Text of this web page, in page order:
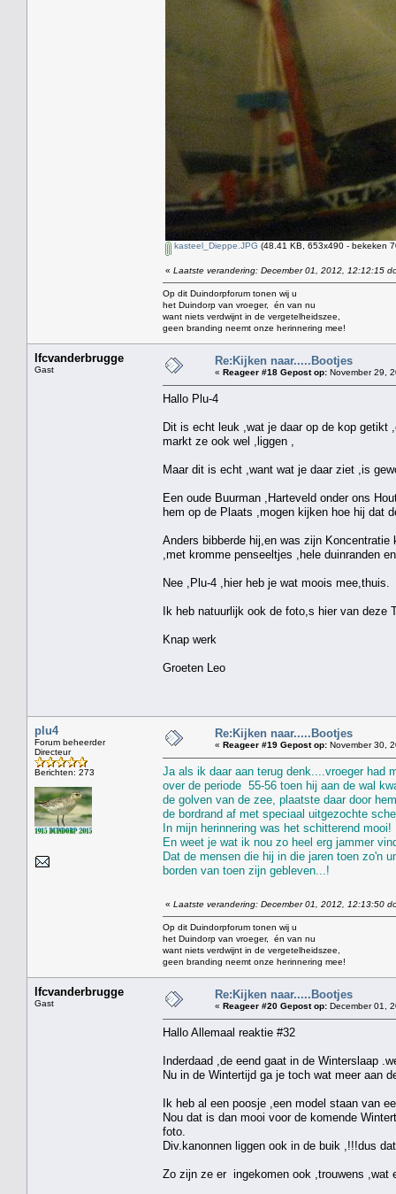
kasteel_Dieppe.JPG (48.41 KB, 653x490 - bekeken
« Laatste verandering: December 01, 2012, 12:12:15
Op dit Duindorpforum tonen wij u
het Duindorp van vroeger, én van nu
want niets verdwijnt in de vergetelheidszee,
geen branding neemt onze herinnering mee!
lfcvanderbrugge
Gast
Re:Kijken naar.....Bootjes
« Reageer #18 Gepost op: November 29,
Hallo Plu-4
Dit is echt leuk ,wat je daar op de kop getikt
markt ze ook wel ,liggen ,
Maar dit is echt ,want wat je daar ziet ,is
Een oude Buurman ,Harteveld onder ons
hem op de Plaats ,mogen kijken hoe hij dat
Anders bibberde hij,en was zijn
,met kromme penseeltjes ,hele duinranden
Nee ,Plu-4 ,hier heb je wat moois mee,thuis.
Ik heb natuurlijk ook de foto,s hier van deze
Knap werk
Groeten Leo
plu4
Forum beheerder
Directeur
Berichten: 273
Re:Kijken naar.....Bootjes
« Reageer #19 Gepost op: November 30,
Ja als ik daar aan terug denk....vroeger had
over de periode 55-56 toen hij aan de wal
de golven van de zee, plaatste daar door
de bordrand af met speciaal uitgezochte
In mijn herinnering was het schitterend mooi!
En weet je wat ik nou zo heel erg jammer
Dat de mensen die hij in die jaren toen zo'n
borden van toen zijn gebleven...!
« Laatste verandering: December 01, 2012, 12:13:50
Op dit Duindorpforum tonen wij u
het Duindorp van vroeger, én van nu
want niets verdwijnt in de vergetelheidszee,
geen branding neemt onze herinnering mee!
lfcvanderbrugge
Gast
Re:Kijken naar.....Bootjes
« Reageer #20 Gepost op: December 01,
Hallo Allemaal reaktie #32
Inderdaad ,de eend gaat in de Winterslaap
Nu in de Wintertijd ga je toch wat meer aan
Ik heb al een poosje ,een model staan van
Nou dat is dan mooi voor de komende
foto.
Div.kanonnen liggen ook in de buik ,!!!dus
Zo zijn ze er ingekomen ook ,trouwens ,wat